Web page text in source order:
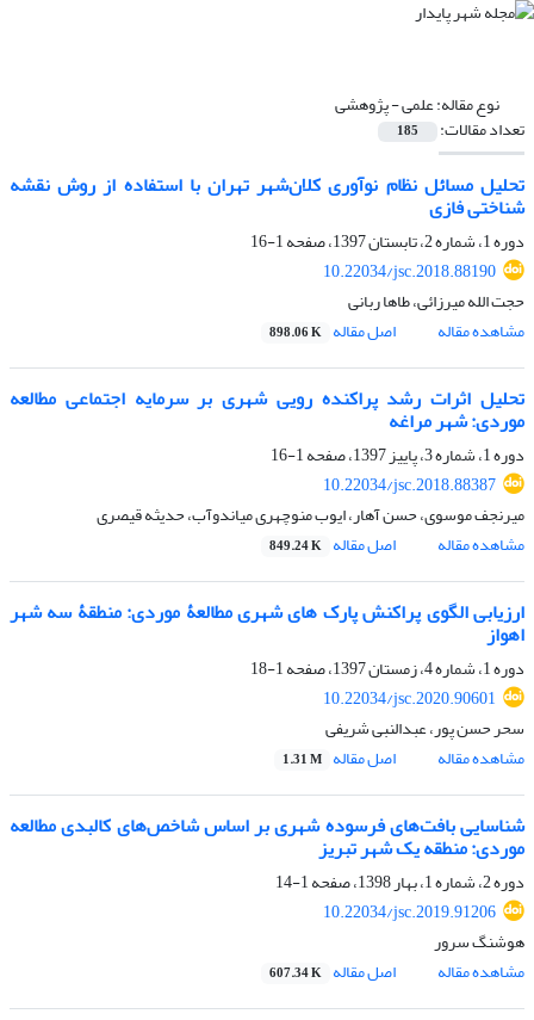
نوع مقاله:علمی - پژوهشی
تعداد مقالات: 185
تحلیل مسائل نظام نوآوری کلان‌شهر تهران با استفاده از روش نقشه
شناختی فازی
دوره 1، شماره 2، تابستان 1397، صفحه
1-16
10.22034/jsc.2018.88190
حجت الله میرزائی، طاها ربانی
مشاهده مقاله
اصل مقاله 898.06 K
تحلیل اثرات رشد پراکنده رویی شهری بر سرمایه اجتماعی مطالعه
موردی: شهر مراغه
دوره 1، شماره 3، پاییز 1397، صفحه
1-16
10.22034/jsc.2018.88387
میرنجف موسوی، حسن آهار، ایوب منوچهری میاندوآب، حدیثه قیصری
مشاهده مقاله
اصل مقاله 849.24 K
ارزیابی الگوی پراکنش پارک های شهری مطالعۀ موردی: منطقۀ سه شهر
اهواز
دوره 1، شماره 4، زمستان 1397، صفحه
1-18
10.22034/jsc.2020.90601
سحر حسن پور، عبدالنبی شریفی
مشاهده مقاله
اصل مقاله 1.31 M
شناسایی بافت‌های فرسوده شهری بر اساس شاخص‌های کالبدی مطالعه
موردی: منطقه یک شهر تبریز
دوره 2، شماره 1، بهار 1398، صفحه
1-14
10.22034/jsc.2019.91206
هوشنگ سرور
مشاهده مقاله
اصل مقاله 607.34 K